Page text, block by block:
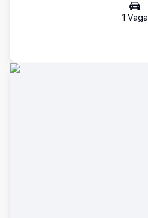
1 Vaga